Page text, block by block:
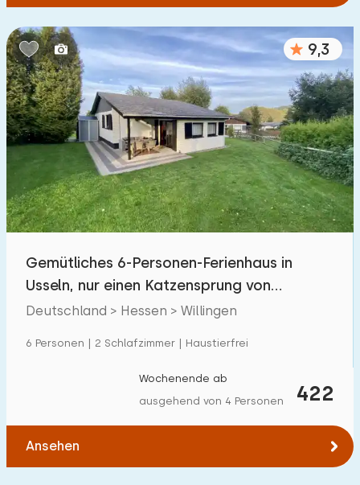
Schlafzimmern:
1 2 3 4 5
Badezimmer:
1 3 4 5
Entfernungen
Zum Meer(max. km):
Zum Wald(max. km):
10 20
1 2
9,3
Gemütliches 6-Personen-Ferienhaus in
Usseln, nur einen Katzensprung von
Willingen entfernt
Deutschland > Hessen > Willingen
6 Personen | 2 Schlafzimmer | Haustierfrei
422
Wochenende ab
ausgehend von 4 Personen
Ansehen